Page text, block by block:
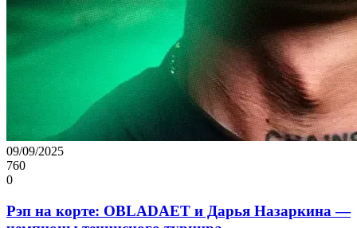
09/09/2025
760
0
Рэп на корте: OBLADAET и Дарья Назаркина —